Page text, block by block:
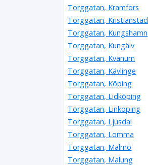
Torggatan, Kramfors
Torggatan, Kristianstad
Torggatan, Kungshamn
Torggatan, Kungälv
Torggatan, Kvänum
Torggatan, Kävlinge
Torggatan, Köping
Torggatan, Lidköping
Torggatan, Linköping
Torggatan, Ljusdal
Torggatan, Lomma
Torggatan, Malmö
Torggatan, Malung